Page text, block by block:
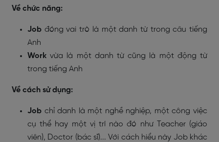
Về chức năng:
Job đóng vai trò là một danh từ trong câu tiếng
Anh
Work vừa là một danh từ cũng là một động từ
trong tiếng Anh
Về cách sử dụng:
Job chỉ danh là một nghề nghiệp, một công việc
cụ thể hay một vị trí nào đó như Teacher (giáo
viên), Doctor (bác sĩ)... Với cách hiểu này Job khác